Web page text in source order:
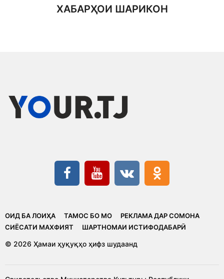
ХАБАРҲОИ ШАРИКОН
ОИД БА ЛОИҲА ТАМОС БО МО
РЕКЛАМА ДАР СОМОНА
CИЁСАТИ МАХФИЯТ
ШАРТНОМАИ ИСТИФОДАБАРӢ
© 2026 Ҳамаи ҳуқуқҳо ҳифз шудаанд